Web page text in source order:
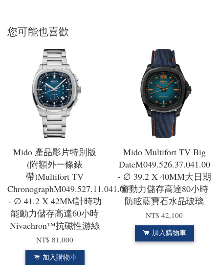
您可能也喜歡
Mido 產品影片特別版
(附額外一條錶
帶)Multifort TV
ChronographM049.527.11.041.00
- ∅ 41.2 X 42MM計時功
能動力儲存高達60小時
Nivachron™抗磁性游絲
NT$ 81,000
加入購物車
Mido Multifort TV Big
DateM049.526.37.041.00
- ∅ 39.2 X 40MM大日期
窗動力儲存高達80小時
防眩藍寶石水晶玻璃
NT$ 42,100
加入購物車